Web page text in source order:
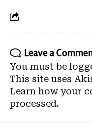
Leave a
You must be
This site uses
Learn how your
processed.